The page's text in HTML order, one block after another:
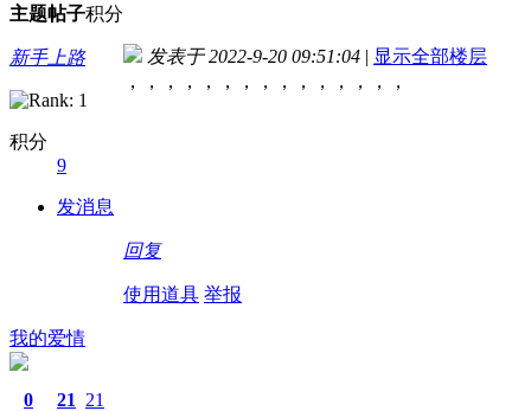
主题帖子积分
新手上路
积分
9
发消息
发表于 2022-9-20 09:51:04 | 显示全部楼层
，，，，，，，，，，，，，，，
回复
使用道具 举报
我的爱情
0 21 21